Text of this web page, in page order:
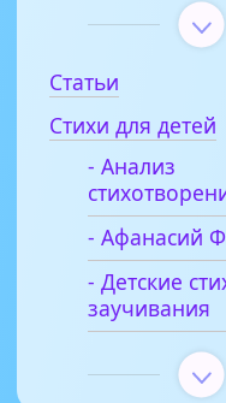
Статьи
Стихи для детей
- Анализ
- Афанасий
- Детские
заучивания